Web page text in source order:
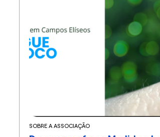
SOBRE A ASSOCIAÇÃO